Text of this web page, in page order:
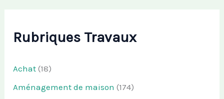
Rubriques Travaux
Achat (18)
Aménagement de maison (174)